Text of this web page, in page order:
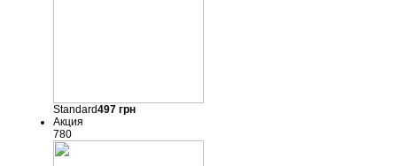
Standard497грн
Акция
780